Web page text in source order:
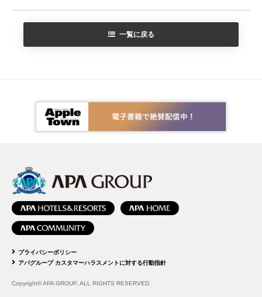
一覧に戻る
プライバシーポリシー
アパグループ カスタマーハラスメントに対する行動指針
Copyright© APA GROUP, ALL RIGHTS RESERVED.